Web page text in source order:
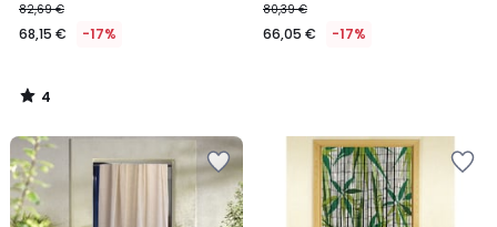
€
au
de
82,69
17%
de
réduction
appliquée.
82,69 €
68,15 € -17%
4
/
80,39 €
66,05 € -17%